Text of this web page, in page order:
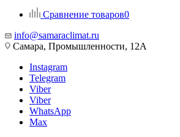
Сравнение товаров0
info@samaraclimat.ru
Самара, Промышленности, 12А
Instagram
Telegram
Viber
Viber
WhatsApp
Max